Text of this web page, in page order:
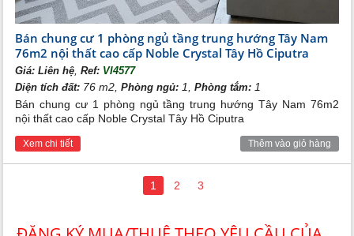
Bán chung cư 1 phòng ngủ tầng trung hướng Tây Nam
76m2 nội thất cao cấp Noble Crystal Tây Hồ Ciputra
Giá:Liên hệ ,Ref: VI4577
Diện tích đất: 76 m2,Phòng ngủ: 1,Phòng tắm: 1
Bán chung cư 1 phòng ngủ tầng trung hướng Tây Nam 76m2
nội thất cao cấp Noble Crystal Tây Hồ Ciputra
Xem chi tiết Thêm vào giỏ hàng
1 2 3